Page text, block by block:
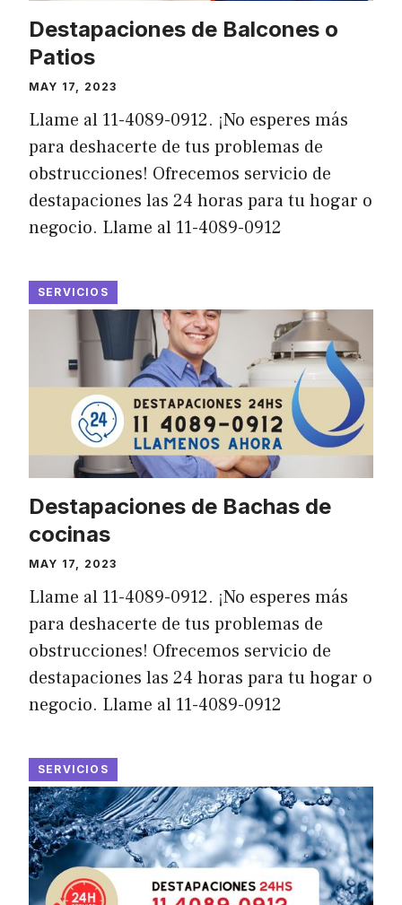
Destapaciones de Balcones o
Patios
MAY 17, 2023
Llame al 11-4089-0912. ¡No esperes más
para deshacerte de tus problemas de
obstrucciones! Ofrecemos servicio de
destapaciones las 24 horas para tu hogar o
negocio. Llame al 11-4089-0912
SERVICIOS
Destapaciones de Bachas de
cocinas
MAY 17, 2023
Llame al 11-4089-0912. ¡No esperes más
para deshacerte de tus problemas de
obstrucciones! Ofrecemos servicio de
destapaciones las 24 horas para tu hogar o
negocio. Llame al 11-4089-0912
SERVICIOS